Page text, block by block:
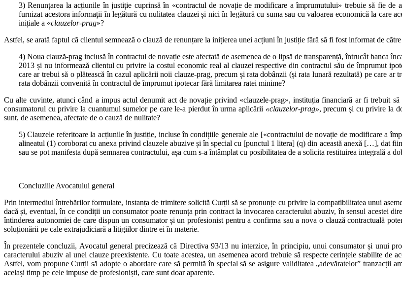
3) Renunțarea la acțiunile în justiție cuprinsă în «contractul de novație de modificare a împrumutului» trebuie să fie de
furnizat acestora informații în legătură cu nulitatea clauzei și nici în legătură cu suma sau cu valoarea economică la care
inițiale a «clauzelor‑prag»?
Astfel, se arată faptul că clientul semnează o clauză de renunțare la inițierea unei acțiuni în justiție fără să fi fost informat de
4) Noua clauză‑prag inclusă în contractul de novație este afectată de asemenea de o lipsă de transparență, întrucât banca
2013 și nu informează clientul cu privire la costul economic real al clauzei respective din contractul său de împrumut
care ar trebui să o plătească în cazul aplicării noii clauze‑prag, precum și rata dobânzii (și rata lunară rezultată) pe care ar
rata dobânzii convenită în contractul de împrumut ipotecar fără limitarea ratei minime?
Cu alte cuvinte, atunci când a impus actul denumit act de novație privind «clauzele‑prag», instituția financiară ar fi trebuit
consumatorul cu privire la cuantumul sumelor pe care le‑a pierdut în urma aplicării «clauzelor‑prag», precum și cu privire la
sunt, de asemenea, afectate de o cauză de nulitate?
5) Clauzele referitoare la acțiunile în justiție, incluse în condițiile generale ale [«contractului de novație de modificare a
alineatul (1) coroborat cu anexa privind clauzele abuzive și în special cu [punctul 1 litera] (q) din această anexă […], dat
sau se pot manifesta după semnarea contractului, așa cum s‑a întâmplat cu posibilitatea de a solicita restituirea integrală
Concluziile Avocatului general
Prin intermediul întrebărilor formulate, instanța de trimitere solicită Curții să se pronunțe cu privire la compatibilitatea unui
dacă și, eventual, în ce condiții un consumator poate renunța prin contract la invocarea caracterului abuziv, în sensul acestei
întinderea autonomiei de care dispun un consumator și un profesionist pentru a confirma sau a nova o clauză contractuală
soluționării pe cale extrajudiciară a litigiilor dintre ei în materie.
În prezentele concluzii, Avocatul general precizează că Directiva 93/13 nu interzice, în principiu, unui consumator și unui
caracterului abuziv al unei clauze preexistente. Cu toate acestea, un asemenea acord trebuie să respecte cerințele stabilite de
Astfel, vom propune Curții să adopte o abordare care să permită în special să se asigure validitatea „adevăratelor” tranzacții
același timp pe cele impuse de profesioniști, care sunt doar aparente.